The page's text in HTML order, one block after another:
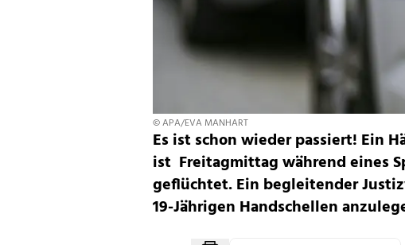
© APA/EVA MANHART
Es ist schon wieder passiert! Ein
ist Freitagmittag während eines
geflüchtet. Ein begleitender
19-Jährigen Handschellen